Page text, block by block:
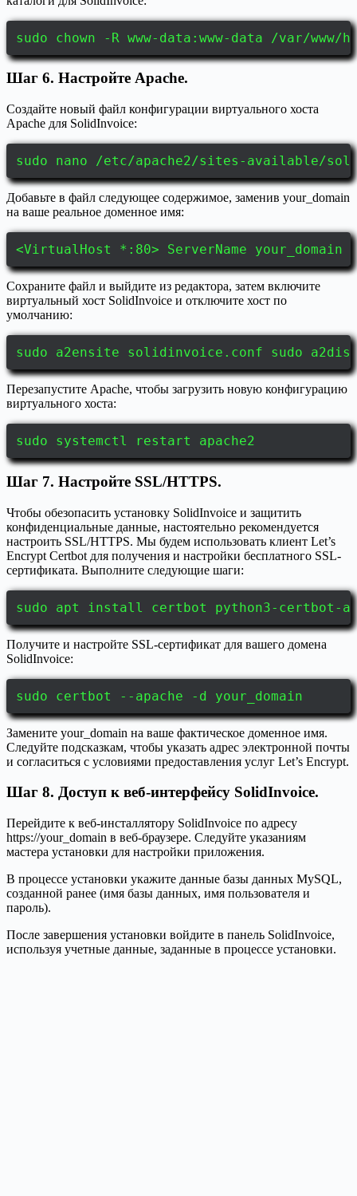
sudo chown -R www-data:www-data /var/
Шаг 6. Настройте Apache.
Создайте новый файл конфигурации виртуального хоста
Apache для SolidInvoice:
sudo nano /etc/apache2/sites-available/
Добавьте в файл следующее содержимое, заменив your_domain
на ваше реальное доменное имя:
<VirtualHost *:80> ServerName
Сохраните файл и выйдите из редактора, затем включите
виртуальный хост SolidInvoice и отключите хост по
умолчанию:
sudo a2ensite solidinvoice.conf sudo
Перезапустите Apache, чтобы загрузить новую конфигурацию
виртуального хоста:
sudo systemctl restart apache2
Шаг 7. Настройте SSL/HTTPS.
Чтобы обезопасить установку SolidInvoice и защитить
конфиденциальные данные, настоятельно рекомендуется
настроить SSL/HTTPS. Мы будем использовать клиент Let’s
Encrypt Certbot для получения и настройки бесплатного SSL-
сертификата. Выполните следующие шаги:
sudo apt install certbot python3-certbot-
Получите и настройте SSL-сертификат для вашего домена
SolidInvoice:
sudo certbot --apache -d your_domain
Замените your_domain на ваше фактическое доменное имя.
Следуйте подсказкам, чтобы указать адрес электронной почты
и согласиться с условиями предоставления услуг Let’s Encrypt.
Шаг 8. Доступ к веб-интерфейсу SolidInvoice.
Перейдите к веб-инсталлятору SolidInvoice по адресу
https://your_domain в веб-браузере. Следуйте указаниям
мастера установки для настройки приложения.
В процессе установки укажите данные базы данных MySQL,
созданной ранее (имя базы данных, имя пользователя и
пароль).
После завершения установки войдите в панель SolidInvoice,
используя учетные данные, заданные в процессе установки.